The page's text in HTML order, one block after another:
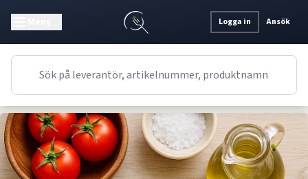
Logga in Ansök
Recept Drinktips Svenskt/Nordiskt Jordgubb/Citrus Spritz